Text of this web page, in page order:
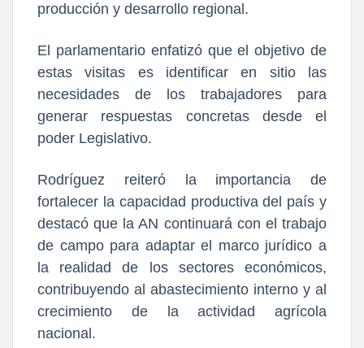
producción y desarrollo regional.
El parlamentario enfatizó que el objetivo de
estas visitas es identificar en sitio las
necesidades de los trabajadores para
generar respuestas concretas desde el
poder Legislativo.
Rodríguez reiteró la importancia de
fortalecer la capacidad productiva del país y
destacó que la AN continuará con el trabajo
de campo para adaptar el marco jurídico a
la realidad de los sectores económicos,
contribuyendo al abastecimiento interno y al
crecimiento de la actividad agrícola
nacional.